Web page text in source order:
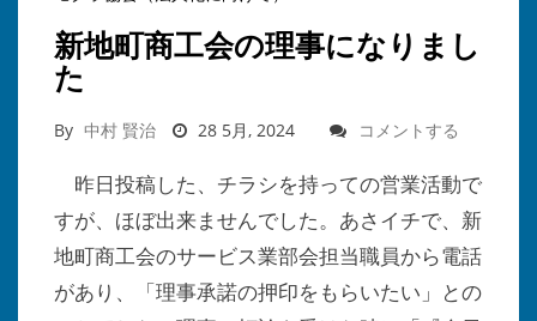
新地町商工会の理事になりまし
た
By 中村 賢治 28 5月, 2024 コメントする
昨日投稿した、チラシを持っての営業活動で
すが、ほぼ出来ませんでした。あさイチで、新
地町商工会のサービス業部会担当職員から電話
があり、「理事承諾の押印をもらいたい」との